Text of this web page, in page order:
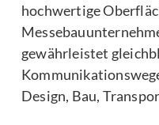
hochwertige
gewährleistet
Design, Bau,